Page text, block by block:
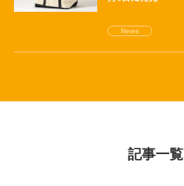
News
記事一覧